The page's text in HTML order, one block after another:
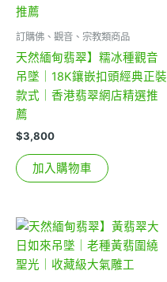
訂購佛、觀音、宗教類商品
天然緬甸翡翠】糯冰種觀音
吊墜｜18K鑲嵌扣頭經典正裝
款式｜香港翡翠網店精選推
薦
$3,800
加入購物車